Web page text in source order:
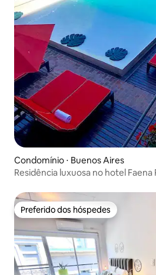
Condomínio ⋅ Buenos Aires
Residência luxuosa no hotel
Preferido dos hóspedes
Preferido dos hóspedes